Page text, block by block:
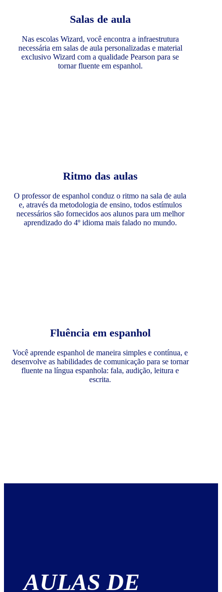
Salas de aula
Nas escolas Wizard, você encontra a infraestrutura
necessária em salas de aula personalizadas e material
exclusivo Wizard com a qualidade Pearson para se
tornar fluente em espanhol.
Ritmo das aulas
O professor de espanhol conduz o ritmo na sala de aula
e, através da metodologia de ensino, todos estímulos
necessários são fornecidos aos alunos para um melhor
aprendizado do 4º idioma mais falado no mundo.
Fluência em espanhol
Você aprende espanhol de maneira simples e contínua, e
desenvolve as habilidades de comunicação para se tornar
fluente na língua espanhola: fala, audição, leitura e
escrita.
AULAS DE